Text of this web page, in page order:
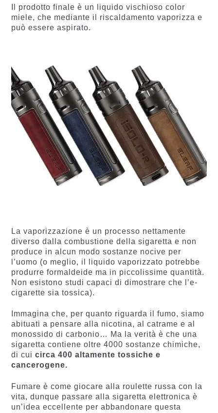
Il prodotto finale è un liquido vischioso color
miele, che mediante il riscaldamento vaporizza e
può essere aspirato.
La vaporizzazione è un processo nettamente
diverso dalla combustione della sigaretta e non
produce in alcun modo sostanze nocive per
l’uomo (o meglio, il liquido vaporizzato potrebbe
produrre formaldeide ma in piccolissime quantità.
Non esistono studi capaci di dimostrare che l’e-
cigarette sia tossica).
Immagina che, per quanto riguarda il fumo, siamo
abituati a pensare alla nicotina, al catrame e al
monossido di carbonio… Ma la verità è che una
sigaretta contiene oltre 4000 sostanze chimiche,
di cui circa 400 altamente tossiche e
cancerogene.
Fumare è come giocare alla roulette russa con la
vita, dunque passare alla sigaretta elettronica è
un’idea eccellente per abbandonare questa